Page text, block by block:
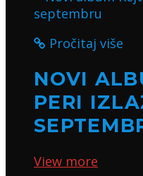
Pročitaj više
NOVI
PERI
View more